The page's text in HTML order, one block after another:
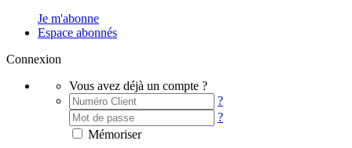
Je m'abonne
Espace abonnés
Connexion
Vous avez déjà un compte ?
?
?
Mémoriser